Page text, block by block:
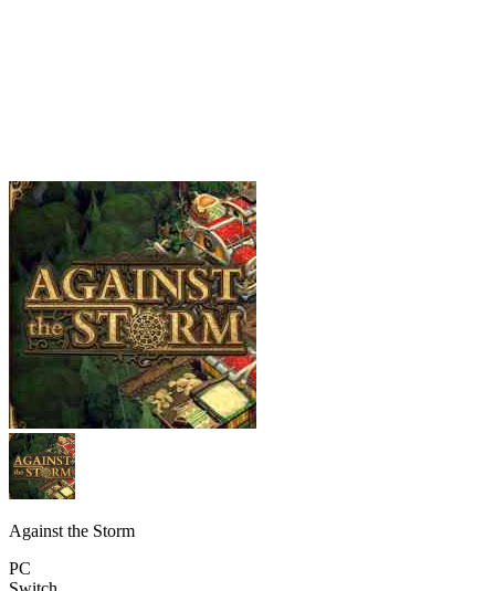
Against the Storm
PC